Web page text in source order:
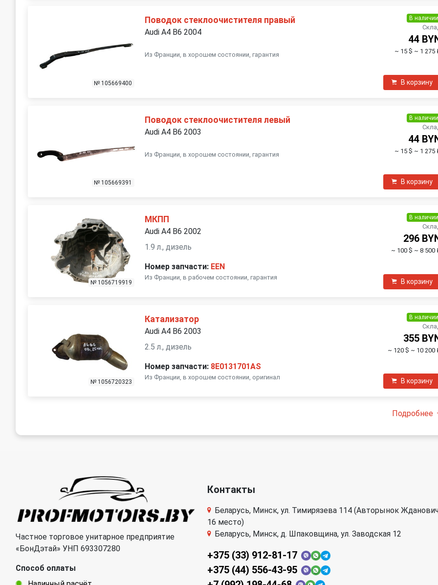
№ 105669400
Поводок стеклоочистителя правый
Audi A4 B6 2004
Из Франции, в хорошем состоянии, гарантия
В наличии
44
~ 15 $ ~ 1 275
В корзину
№ 105669391
Поводок стеклоочистителя левый
Audi A4 B6 2003
Из Франции, в хорошем состоянии, гарантия
В наличии
44
~ 15 $ ~ 1 275
В корзину
№ 1056719919
МКПП
Audi A4 B6 2002
1.9 л., дизель
Номер запчасти: EEN
Из Франции, в рабочем состоянии, гарантия
В наличии
296
~ 100 $ ~ 8 500
В корзину
№ 1056720323
Катализатор
Audi A4 B6 2003
2.5 л., дизель
Номер запчасти: 8E0131701AS
Из Франции, в хорошем состоянии, оригинал
В наличии
355
~ 120 $ ~ 10 200
В корзину
Подробнее
Частное торговое унитарное предприятие
«БонДэтай» УНП 693307280
Способ оплаты
Контакты
Беларусь, Минск, ул. Тимирязева 114 (Авторынок
16 место)
Беларусь, Минск, д. Шпаковщина, ул. Заводская 12
+375 (33) 912-81-17
+375 (44) 556-43-95